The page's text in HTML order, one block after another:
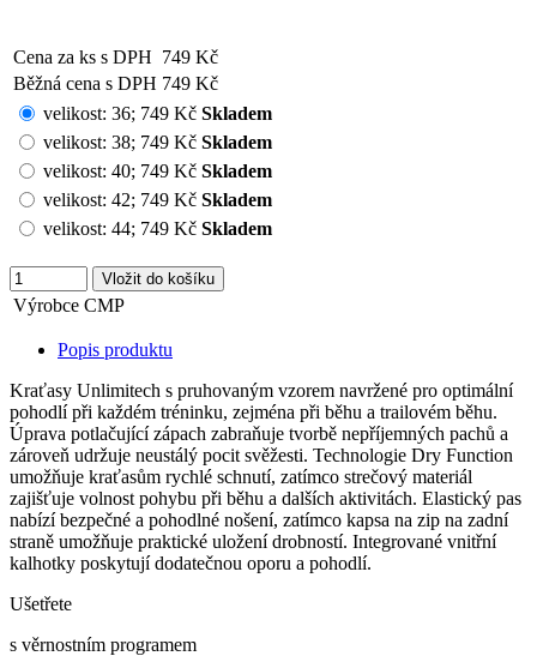
Cena za ks s DPH 749 Kč
Běžná cena s DPH 749 Kč
velikost: 36; 749 Kč Skladem
velikost: 38; 749 Kč Skladem
velikost: 40; 749 Kč Skladem
velikost: 42; 749 Kč Skladem
velikost: 44; 749 Kč Skladem
Výrobce CMP
Popis produktu
Kraťasy Unlimitech s pruhovaným vzorem navržené pro optimální
pohodlí při každém tréninku, zejména při běhu a trailovém běhu.
Úprava potlačující zápach zabraňuje tvorbě nepříjemných pachů a
zároveň udržuje neustálý pocit svěžesti. Technologie Dry Function
umožňuje kraťasům rychlé schnutí, zatímco strečový materiál
zajišťuje volnost pohybu při běhu a dalších aktivitách. Elastický pas
nabízí bezpečné a pohodlné nošení, zatímco kapsa na zip na zadní
straně umožňuje praktické uložení drobností. Integrované vnitřní
kalhotky poskytují dodatečnou oporu a pohodlí.
Ušetřete
s věrnostním programem